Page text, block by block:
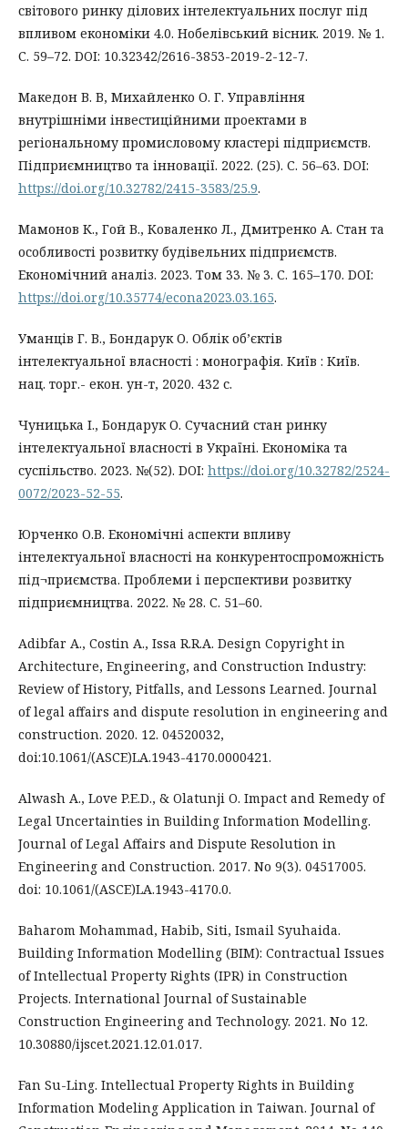
світового ринку ділових інтелектуальних послуг під
впливом економіки 4.0. Нобелівський вісник. 2019. № 1.
С. 59–72. DOI: 10.32342/2616-3853-2019-2-12-7.
Македон В. В, Михайленко О. Г. Управління
внутрішніми інвестиційними проектами в
регіональному промисловому кластері підприємств.
Підприємництво та інновації. 2022. (25). С. 56–63. DOI:
https://doi.org/10.32782/2415-3583/25.9.
Мамонов К., Гой В., Коваленко Л., Дмитренко А. Стан та
особливості розвитку будівельних підприємств.
Економічний аналіз. 2023. Том 33. № 3. С. 165–170. DOI:
https://doi.org/10.35774/econa2023.03.165.
Уманців Г. В., Бондарук О. Облік об’єктів
інтелектуальної власності : монографія. Київ : Київ.
нац. торг.- екон. ун-т, 2020. 432 с.
Чуницька І., Бондарук О. Сучасний стан ринку
інтелектуальної власності в Україні. Економіка та
суспільство. 2023. №(52). DOI: https://doi.org/10.32782/2524-
0072/2023-52-55.
Юрченко О.В. Економічні аспекти впливу
інтелектуальної власності на конкурентоспроможність
під¬приємства. Проблеми і перспективи розвитку
підприємництва. 2022. № 28. С. 51–60.
Adibfar A., Costin A., Issa R.R.A. Design Copyright in
Architecture, Engineering, and Construction Industry:
Review of History, Pitfalls, and Lessons Learned. Journal
of legal affairs and dispute resolution in engineering and
construction. 2020. 12. 04520032,
doi:10.1061/(ASCE)LA.1943-4170.0000421.
Alwash A., Love P.E.D., & Olatunji O. Impact and Remedy of
Legal Uncertainties in Building Information Modelling.
Journal of Legal Affairs and Dispute Resolution in
Engineering and Construction. 2017. No 9(3). 04517005.
doi: 10.1061/(ASCE)LA.1943-4170.0.
Baharom Mohammad, Habib, Siti, Ismail Syuhaida.
Building Information Modelling (BIM): Contractual Issues
of Intellectual Property Rights (IPR) in Construction
Projects. International Journal of Sustainable
Construction Engineering and Technology. 2021. No 12.
10.30880/ijscet.2021.12.01.017.
Fan Su-Ling. Intellectual Property Rights in Building
Information Modeling Application in Taiwan. Journal of